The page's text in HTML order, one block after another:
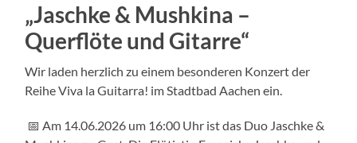
„Jaschke & Mushkina –
Querflöte und Gitarre“
Wir laden herzlich zu einem besonderen Konzert der
Reihe Viva la Guitarra! im Stadtbad Aachen ein.
📅 Am 14.06.2026 um 16:00 Uhr ist das Duo Jaschke &